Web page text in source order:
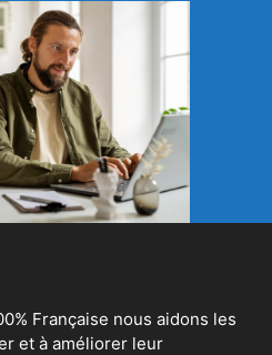
Française nous aidons les
et à améliorer leur